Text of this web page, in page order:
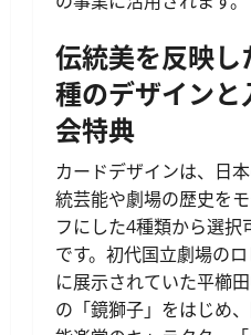
伝統美を反映し
種のデザインと
会特典
カードデザインは、日
統芸能や劇場の歴史を
フにした4種類から選択
です。初代国立劇場の
に展示されていた平櫛
の「鏡獅子」をはじめ